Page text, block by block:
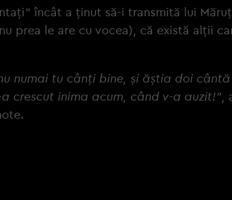
încât a ținut să-i transmită lui
prea le are cu vocea), că există alții
numai tu cânți bine, și ăștia doi
a crescut inima acum, când v-a auzit!",